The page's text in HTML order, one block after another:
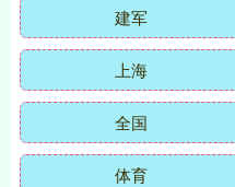
建军
上海
全国
体育